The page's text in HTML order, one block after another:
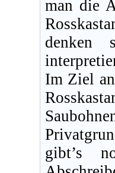
man die
denken
Im Ziel
gibt’s